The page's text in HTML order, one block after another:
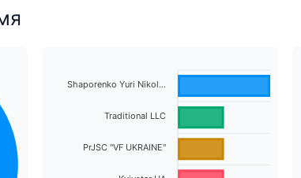
Shaporenko Yuri Nikol...
Traditional LLC
PrJSC "VF UKRAINE"